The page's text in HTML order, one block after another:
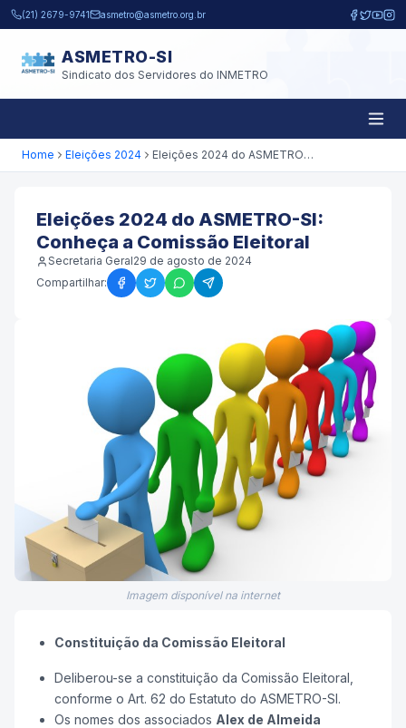
Pular para o conteúdo principal
(21) 2679-9741 asmetro@asmetro.org.br
ASMETRO-SI
Sindicato dos Servidores do INMETRO
Home Eleições 2024 Eleições 2024 do ASMETRO-SI: Conheça a Comissão Eleitoral
Eleições 2024 do ASMETRO-SI:
Conheça a Comissão Eleitoral
Secretaria Geral29 de agosto de 2024
Compartilhar:
Imagem disponível na internet
Constituição da Comissão Eleitoral
Deliberou-se a constituição da Comissão Eleitoral,
conforme o Art. 62 do Estatuto do ASMETRO-SI.
Os nomes dos associados Alex de Almeida